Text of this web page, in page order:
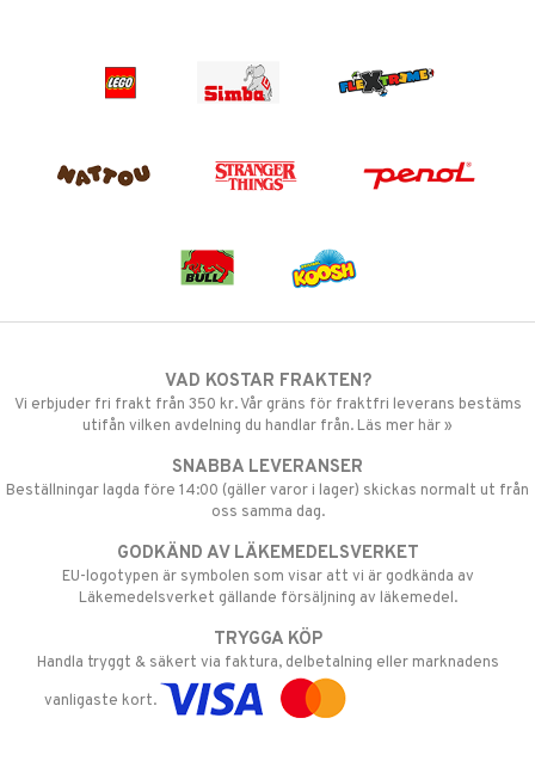
VAD KOSTAR FRAKTEN?
Vi erbjuder fri frakt från 350 kr. Vår gräns för fraktfri leverans bestäms
utifån vilken avdelning du handlar från. Läs mer här »
SNABBA LEVERANSER
Beställningar lagda före 14:00 (gäller varor i lager) skickas normalt ut från
oss samma dag.
GODKÄND AV LÄKEMEDELSVERKET
EU-logotypen är symbolen som visar att vi är godkända av
Läkemedelsverket gällande försäljning av läkemedel.
TRYGGA KÖP
Handla tryggt & säkert via faktura, delbetalning eller marknadens
vanligaste kort.